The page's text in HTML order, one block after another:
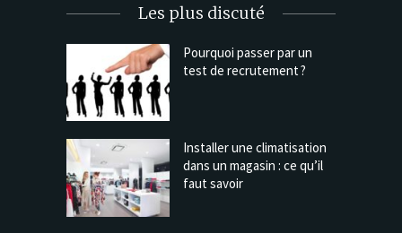
Les plus discuté
Pourquoi passer par un
test de recrutement ?
Installer une climatisation
dans un magasin : ce qu’il
faut savoir